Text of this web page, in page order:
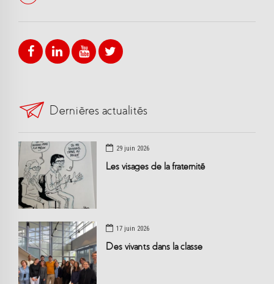
Dernières actualités
29 juin 2026
Les visages de la fraternité
17 juin 2026
Des vivants dans la classe